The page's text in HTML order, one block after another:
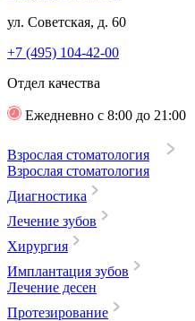
ул. Советская, д. 60
+7 (495) 104-42-00
Отдел качества
Ежедневно с 8:00 до 21:00
Взрослая стоматология
Взрослая стоматология
Диагностика
Лечение зубов
Хирургия
Имплантация зубов
Лечение десен
Протезирование